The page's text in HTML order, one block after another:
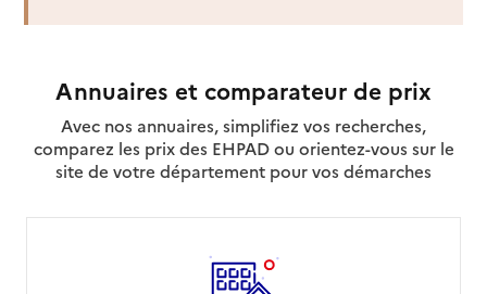
Annuaires et comparateur de prix
Avec nos annuaires, simplifiez vos recherches,
comparez les prix des EHPAD ou orientez-vous sur le
site de votre département pour vos démarches